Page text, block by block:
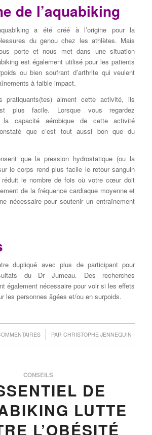
de l’aquabiking
a été créé à l’origine pour la
du genou chez les athlètes. Mais
porte et nous met dans une situation
est également utilisé pour les patients
ou bien soufrant d’arthrite qui veulent
à faible impact.
pratiquants(tes) aiment cette activité, ils
plus facile. Lorsque vous regardez
la capacité aérobique de cette activité
que c’est tout aussi bon que du
que la pression hydrostatique (ou la
le corps rend plus facile le retour sanguin
le nombre de fois où votre cœur doit
de la fréquence cardiaque moyenne et
nécessaire pour soutenir un entraînement
dupliqué avec plus de participant pour
du Dr Jumeau. Des recherches
également nécessaire pour voir si les effets
les personnes âgées et/ou en surpoids.
/ PARCHRISTOPHE JENNEQUIN
CONSEILS
DE
LUTTE
L’OBÉSITÉ